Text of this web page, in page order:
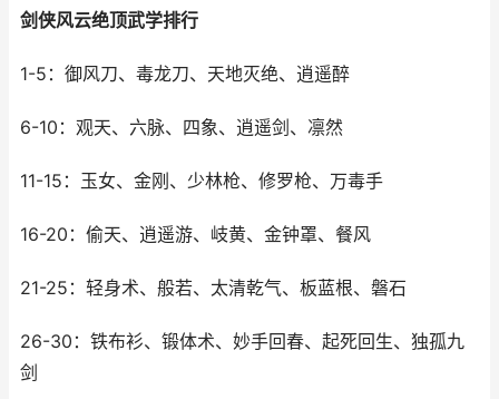
剑侠风云绝顶武学排行
1-5：御风刀、毒龙刀、天地灭绝、逍遥醉
6-10：观天、六脉、四象、逍遥剑、凛然
11-15：玉女、金刚、少林枪、修罗枪、万毒手
16-20：偷天、逍遥游、岐黄、金钟罩、餐风
21-25：轻身术、般若、太清乾气、板蓝根、磐石
26-30：铁布衫、锻体术、妙手回春、起死回生、独孤九
剑